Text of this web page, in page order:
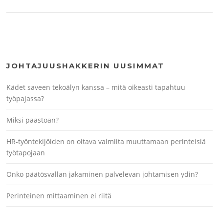
JOHTAJUUSHAKKERIN UUSIMMAT
Kädet saveen tekoälyn kanssa – mitä oikeasti tapahtuu
työpajassa?
Miksi paastoan?
HR-työntekijöiden on oltava valmiita muuttamaan perinteisiä
työtapojaan
Onko päätösvallan jakaminen palvelevan johtamisen ydin?
Perinteinen mittaaminen ei riitä